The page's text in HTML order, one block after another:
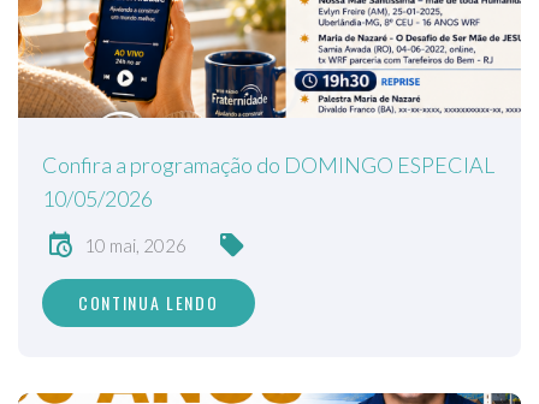
Confira a programação do DOMINGO ESPECIAL
10/05/2026
10 mai, 2026
CONTINUA LENDO